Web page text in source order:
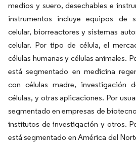
medios y suero, desechables e
instrumentos incluye equipos de
celular, biorreactores y sistemas
celular. Por tipo de célula, el
células humanas y células animales.
está segmentado en medicina
con células madre, investigación
células, y otras aplicaciones. Por
segmentado en empresas de
institutos de investigación y otros.
está segmentado en América del